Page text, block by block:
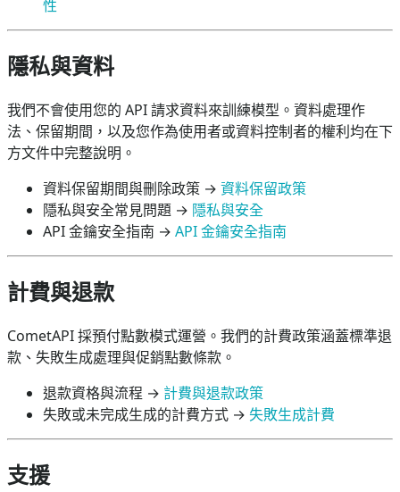
性
隱私與資料
我們不會使用您的 API 請求資料來訓練模型。資料處理作
法、保留期間，以及您作為使用者或資料控制者的權利均在下
方文件中完整說明。
資料保留期間與刪除政策 → 資料保留政策
隱私與安全常見問題 → 隱私與安全
API 金鑰安全指南 → API 金鑰安全指南
計費與退款
CometAPI 採預付點數模式運營。我們的計費政策涵蓋標準退
款、失敗生成處理與促銷點數條款。
退款資格與流程 → 計費與退款政策
失敗或未完成生成的計費方式 → 失敗生成計費
支援